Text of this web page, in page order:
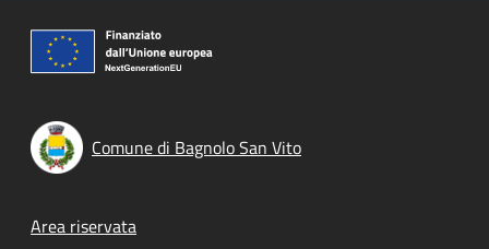
Comune di Bagnolo San Vito
Footer menu
Area riservata